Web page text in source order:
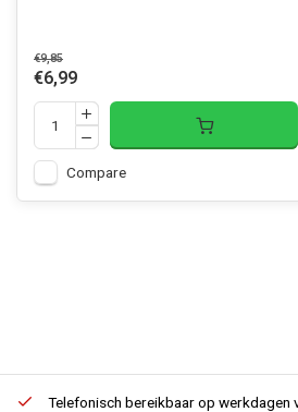
€9,85
€6,99
Compare
Telefonisch bereikbaar op werkdagen